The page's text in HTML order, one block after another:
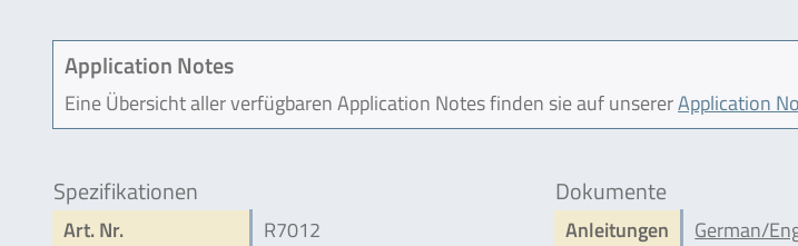
Application Notes
Eine Übersicht aller verfügbaren Application Notes finden sie auf unsererApplication
Spezifikationen
Art. Nr.
R7012
Dokumente
Anleitungen
German/